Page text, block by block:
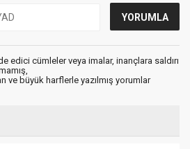
edici cümleler veya imalar, inançlara saldırı
ve büyük harflerle yazılmış yorumlar